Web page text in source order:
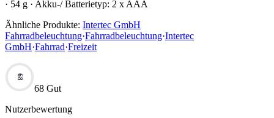
· 54 g · Akku-/ Batterietyp: 2 x AAA
Ähnliche Produkte: Intertec GmbH
Fahrradbeleuchtung·Fahrradbeleuchtung·Intertec
GmbH·Fahrrad·Freizeit
68
68 Gut
Nutzerbewertung